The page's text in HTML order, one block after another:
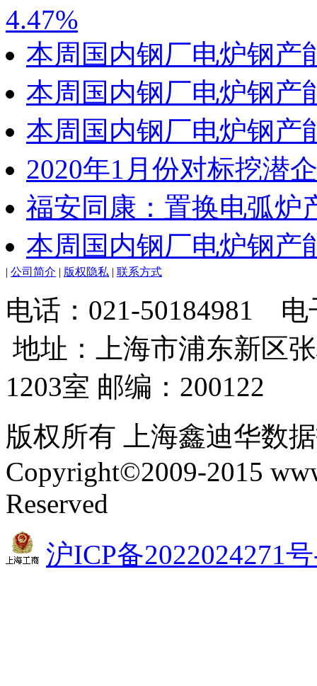
4.47%
本周国内钢厂电炉钢产
本周国内钢厂电炉钢产
本周国内钢厂电炉钢产
2020年1月份对标挖潜
福安同康：置换电弧炉
本周国内钢厂电炉钢产
| 公司简介 | 版权隐私 | 联系方式
电话：021-50184981 电
地址：上海市浦东新区
1203室 邮编：200122
版权所有 上海鑫迪华数
Copyright©2009-2015
Reserved
沪ICP备2022024271